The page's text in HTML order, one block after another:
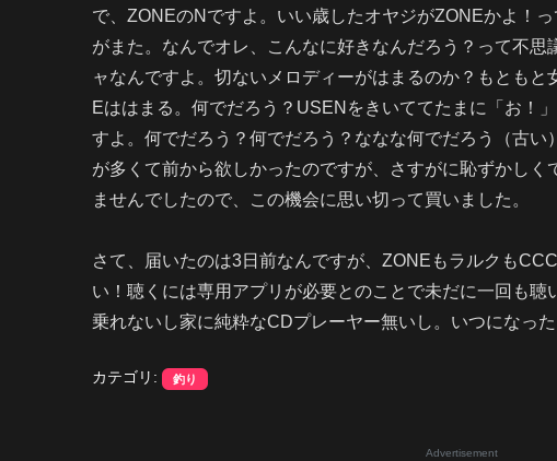
で、ZONEのNですよ。いい歳したオヤジがZONEかよ！
がまた。なんでオレ、こんなに好きなんだろう？って不思
ャなんですよ。切ないメロディーがはまるのか？もともと
Eははまる。何でだろう？USENをきいててたまに「お！
すよ。何でだろう？何でだろう？ななな何でだろう（古い
が多くて前から欲しかったのですが、さすがに恥ずかしく
ませんでしたので、この機会に思い切って買いました。
さて、届いたのは3日前なんですが、ZONEもラルクも
い！聴くには専用アプリが必要とのことで未だに一回も聴
乗れないし家に純粋なCDプレーヤー無いし。いつになっ
カテゴリ: 釣り
Advertisement